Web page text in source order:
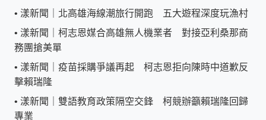
• 漾新聞｜北高雄海線潮旅行開跑 五大遊程深度玩漁村
• 漾新聞｜柯志恩媒合高雄無人機業者 對接亞利桑那商
務團搶美單
• 漾新聞｜疫苗採購爭議再起 柯志恩拒向陳時中道歉反
擊賴瑞隆
• 漾新聞｜雙語教育政策隔空交鋒 柯競辦籲賴瑞隆回歸
專業